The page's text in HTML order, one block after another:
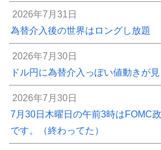
2026年7月31日
為替介入後の世界はロングし放題
2026年7月30日
ドル円に為替介入っぽい値動きが
2026年7月30日
7月30日木曜日の午前3時はFOMC
です。（終わってた）